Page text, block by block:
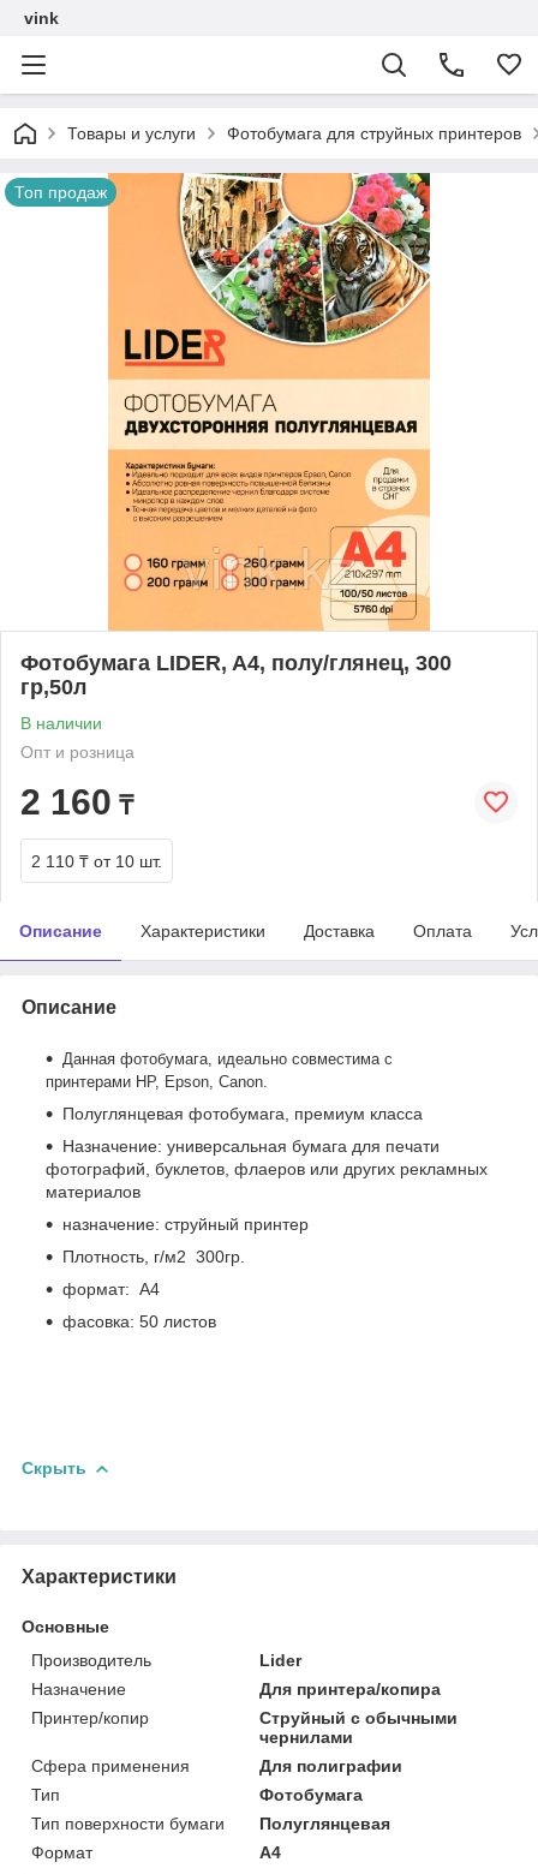
vink
Товары и услуги Фотобумага для струйных принтеров
Топ продаж
Фотобумага LIDER, A4, полу/глянец, 300
гр,50л
В наличии
Опт и розница
2 160 ₸
2 110 ₸ от 10 шт.
Описание Характеристики Доставка Оплата
Описание
Данная фотобумага, идеально совместима с
принтерами HP, Epson, Canon.
Полуглянцевая фотобумага, премиум класса
Назначение: универсальная бумага для печати
фотографий, буклетов, флаеров или других рекламных
материалов
назначение: струйный принтер
Плотность, г/м2 300гр.
формат: A4
фасовка: 50 листов
Скрыть
Характеристики
Основные
Производитель
Lider
Назначение
Для принтера/копира
Принтер/копир
Струйный с обычными
чернилами
Сфера применения
Для полиграфии
Тип
Фотобумага
Тип поверхности бумаги
Полуглянцевая
Формат
A4